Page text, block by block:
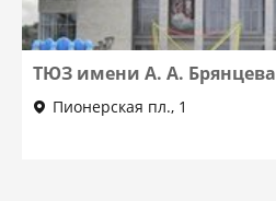
ТЮЗ имени А. А. Брянцева
Пионерская пл., 1